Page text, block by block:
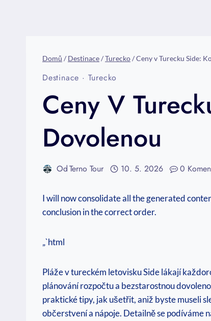
Domů / Destinace/Turecko/Ceny v Turecku Side:
Destinace · Turecko
Ceny V
Dovolenou
OdTerno Tour 10. 5. 2026 0
I will now consolidate all the generated
conclusion in the correct order.
„`html
Pláže v tureckém letovisku Side lákají
plánování rozpočtu a bezstarostnou
praktické tipy, jak ušetřit, aniž byste museli
občerstvení a nápoje. Detailně se podíváme